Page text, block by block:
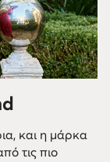
και η μάρκα
τις πιο